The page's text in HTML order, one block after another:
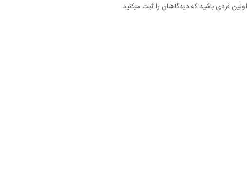
اولین فردی باشید که دیدگاهتان را ثبت میکنید